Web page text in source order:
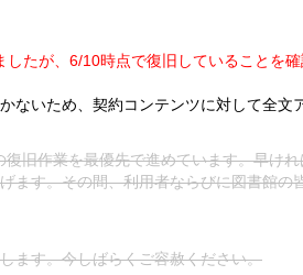
たが、6/10時点で復旧していることを確
いため、契約コンテンツに対して全文
旧作業を最優先で進めています。早け
ます。その間、利用者ならびに図書館の
ます。今しばらくご容赦ください。